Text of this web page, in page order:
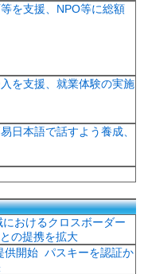
を支援、NPO等に総額
を支援、就業体験の実施
日本語で話すよう養成、
おけるクロスボーダー
の提携を拡大
供開始 パスキーを認証か